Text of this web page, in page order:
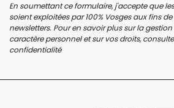
En soumettant ce formulaire, j'accepte que
soient exploitées par 100% Vosges aux fins
newsletters. Pour en savoir plus sur la
caractère personnel et sur vos droits,
confidentialité